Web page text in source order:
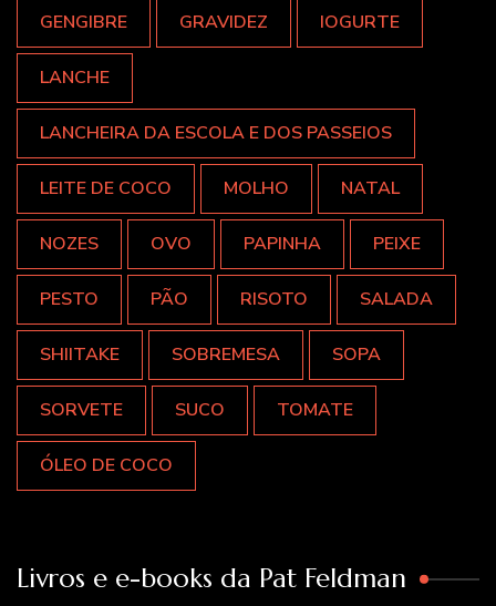
GENGIBRE GRAVIDEZ IOGURTE
LANCHE
LANCHEIRA DA ESCOLA E DOS PASSEIOS
LEITE DE COCO MOLHO NATAL
NOZES OVO PAPINHA PEIXE
PESTO PÃO RISOTO SALADA
SHIITAKE SOBREMESA SOPA
SORVETE SUCO TOMATE
ÓLEO DE COCO
Livros e e-books da Pat Feldman